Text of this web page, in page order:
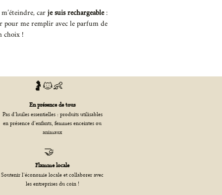
carje suis rechargeable:
pour me remplir avec le parfum de
choix !
🤰🐱👶
En présence de tous
Pas d'huiles essentielles : produits utilisables
en présence d'enfants, femmes enceintes ou
animaux
🤝
Flamme locale
Soutenir l'économie locale et collaborer avec
les entreprises du coin !